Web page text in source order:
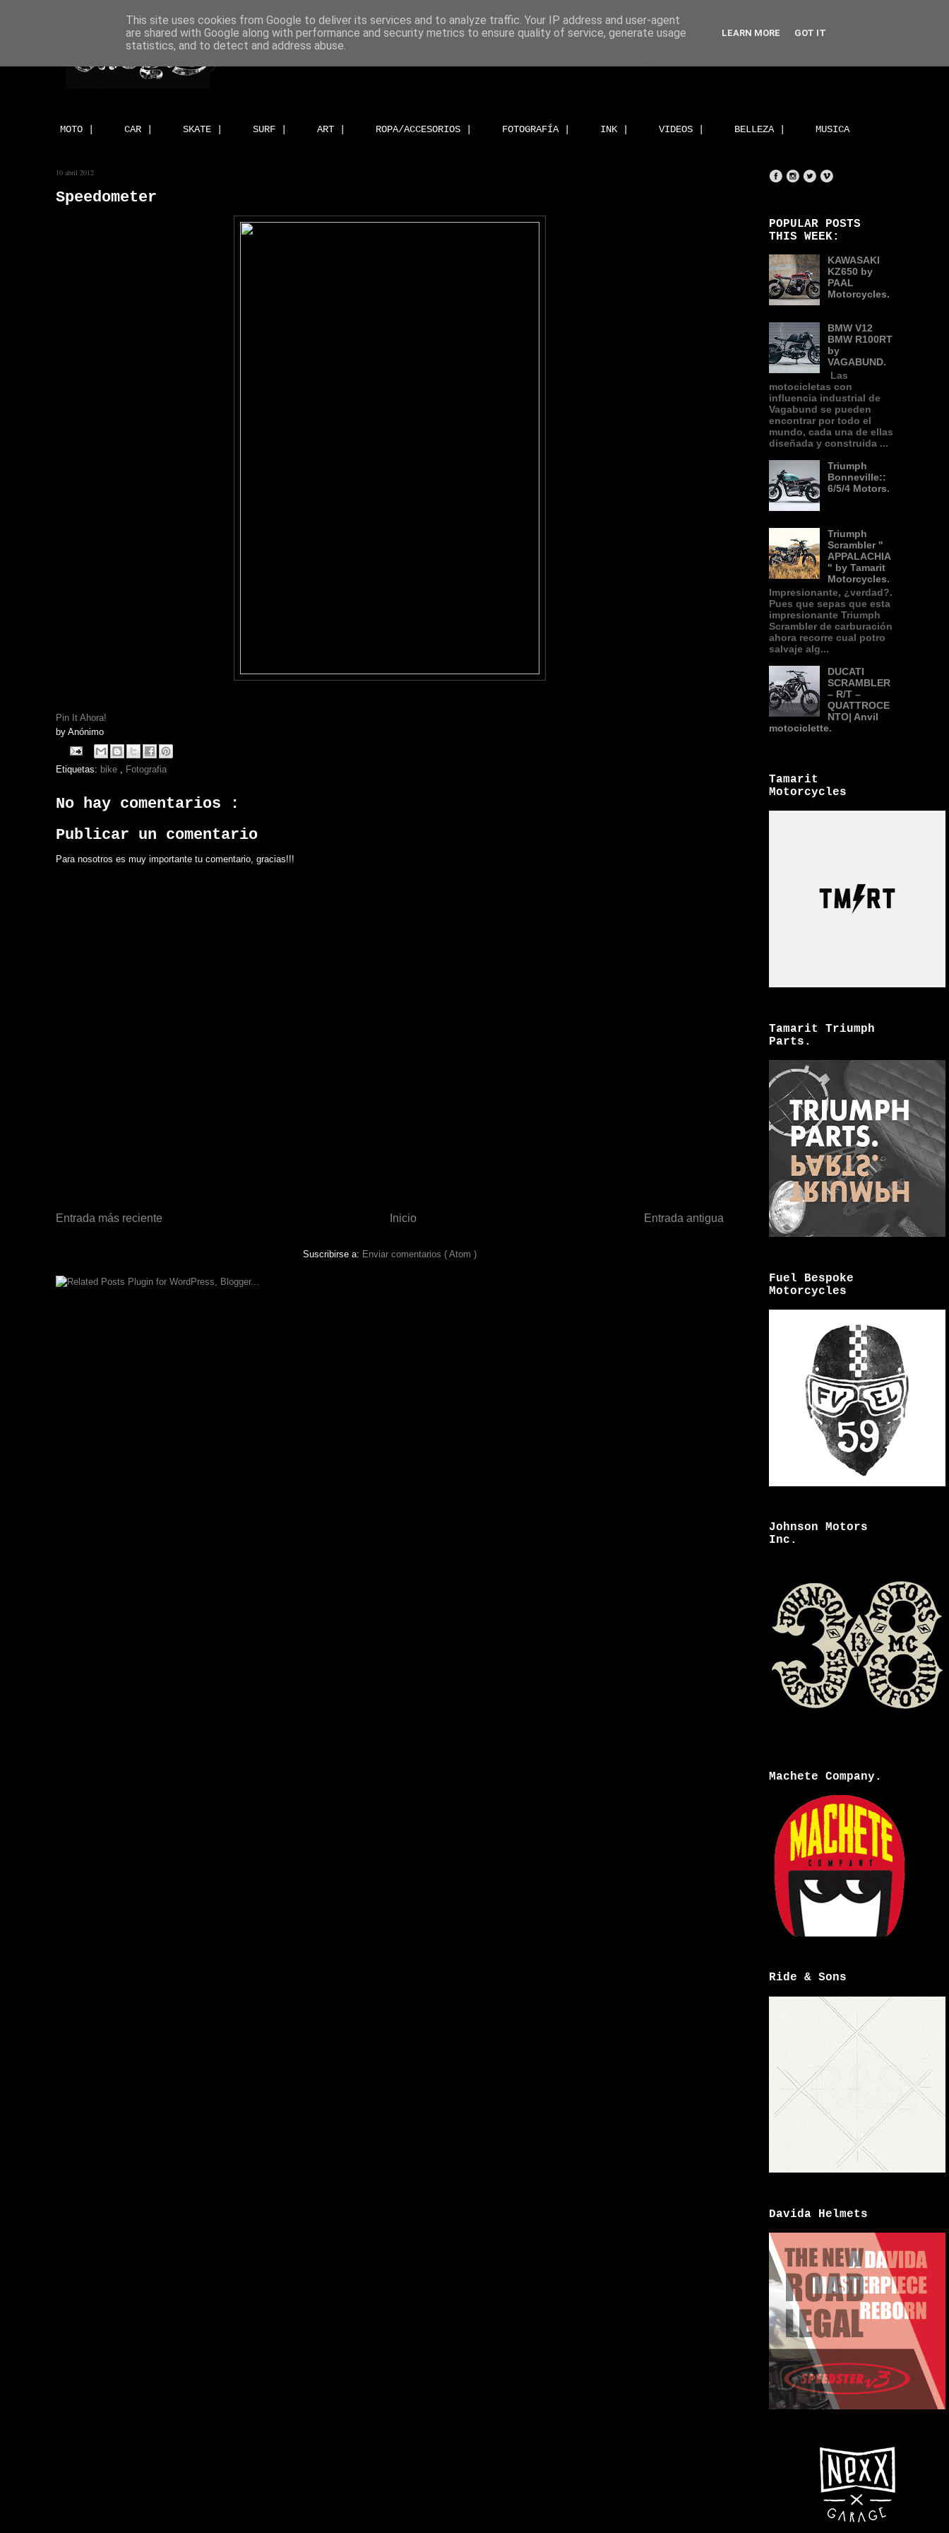
MOTO | CAR | SKATE | SURF | ART | ROPA/ACCESORIOS | FOTOGRAFÍA | INK | VIDEOS | BELLEZA | MUSICA
10 abril 2012
Speedometer
Pin It Ahora!
by Anónimo
Etiquetas: bike Fotografia
No hay comentarios :
Publicar un comentario
Para nosotros es muy importante tu comentario, gracias!!!
Entrada más reciente Entrada antigua
Inicio
Suscribirse a: Enviar comentarios ( Atom )
POPULAR POSTS
THIS WEEK:
KAWASAKI
KZ650 by
PAAL
Motorcycles.
BMW V12
BMW R100RT
by
VAGABUND.
Las
motocicletas con
influencia industrial de
Vagabund se pueden
encontrar por todo el
mundo, cada una de ellas
diseñada y construida ...
Triumph
Bonneville::
6/5/4 Motors.
Triumph
Scrambler "
APPALACHIA
" by Tamarit
Motorcycles.
Impresionante, ¿verdad?.
Pues que sepas que esta
impresionante Triumph
Scrambler de carburación
ahora recorre cual potro
salvaje alg...
DUCATI
SCRAMBLER
– R/T –
QUATTROCE
NTO| Anvil
motociclette.
Tamarit
Motorcycles
Tamarit Triumph
Parts.
Fuel Bespoke
Motorcycles
Johnson Motors
Inc.
Machete Company.
Ride & Sons
Davida Helmets
This site uses cookies from Google to deliver its services and to analyze traffic. Your IP address and user-agent
are shared with Google along with performance and security metrics to ensure quality of service, generate usage
statistics, and to detect and address abuse.
LEARN MORE GOT IT